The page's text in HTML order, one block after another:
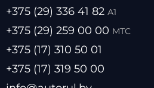
+375 (29) 336 41 82 А1
+375 (29) 259 00 00 МТС
+375 (17) 310 50 01
+375 (17) 319 50 00